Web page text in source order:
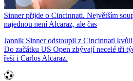
Sinner přijde o Cincinnati. Největším
najednou není Alcaraz, ale čas
Jannik Sinner odstoupil z Cincinnati
Do začátku US Open zbývají necelé tři
řeší i Carlos Alcaraz.